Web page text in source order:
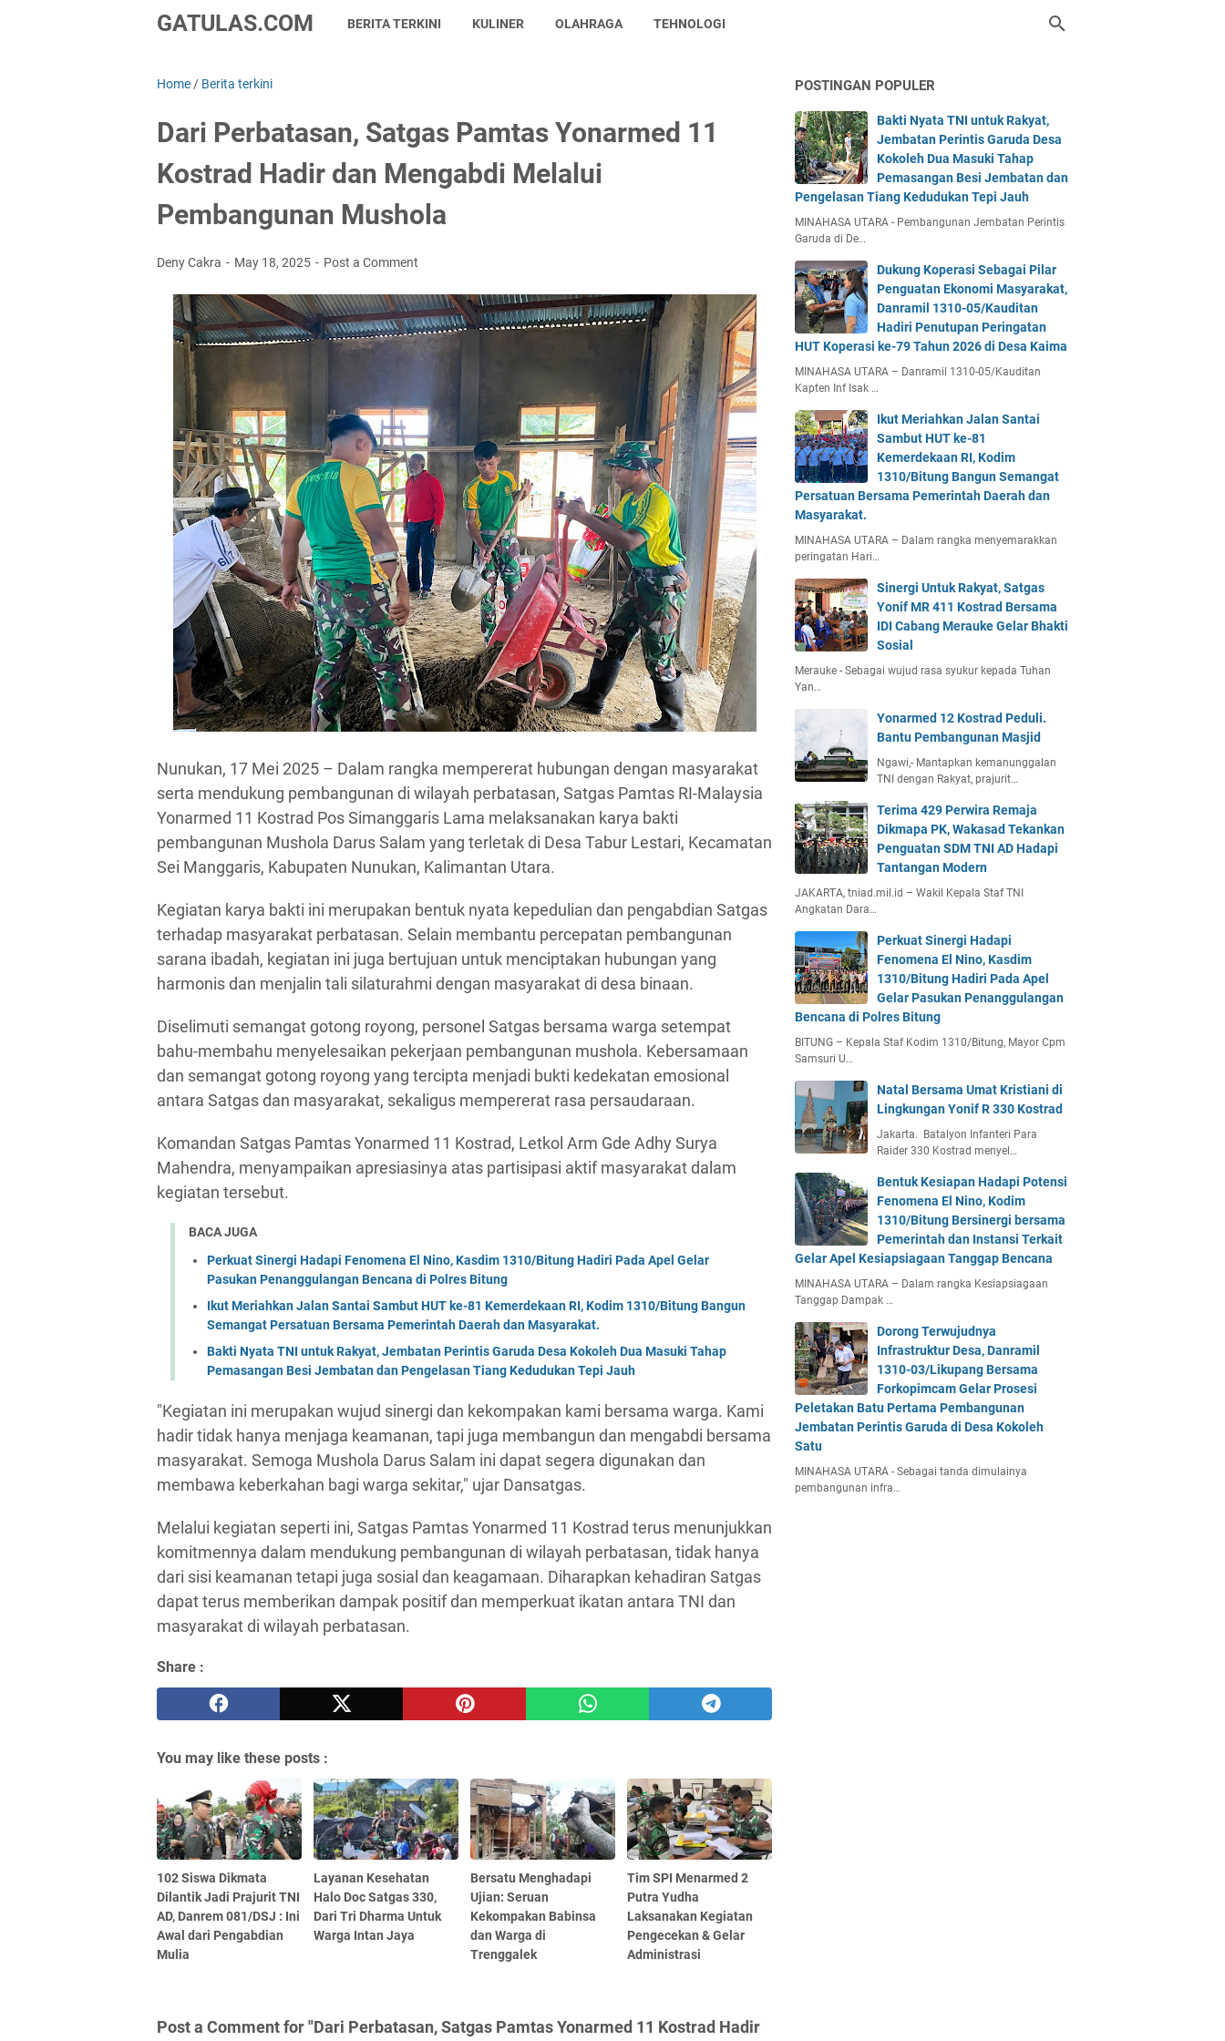
GATULAS.COM BERITA TERKINI KULINER OLAHRAGA TEHNOLOGI
Home / Berita terkini
Dari Perbatasan, Satgas Pamtas Yonarmed 11
Kostrad Hadir dan Mengabdi Melalui
Pembangunan Mushola
Deny Cakra May 18, 2025 Post a Comment
Nunukan, 17 Mei 2025 – Dalam rangka mempererat hubungan dengan masyarakat
serta mendukung pembangunan di wilayah perbatasan, Satgas Pamtas RI-Malaysia
Yonarmed 11 Kostrad Pos Simanggaris Lama melaksanakan karya bakti
pembangunan Mushola Darus Salam yang terletak di Desa Tabur Lestari, Kecamatan
Sei Manggaris, Kabupaten Nunukan, Kalimantan Utara.
Kegiatan karya bakti ini merupakan bentuk nyata kepedulian dan pengabdian Satgas
terhadap masyarakat perbatasan. Selain membantu percepatan pembangunan
sarana ibadah, kegiatan ini juga bertujuan untuk menciptakan hubungan yang
harmonis dan menjalin tali silaturahmi dengan masyarakat di desa binaan.
Diselimuti semangat gotong royong, personel Satgas bersama warga setempat
bahu-membahu menyelesaikan pekerjaan pembangunan mushola. Kebersamaan
dan semangat gotong royong yang tercipta menjadi bukti kedekatan emosional
antara Satgas dan masyarakat, sekaligus mempererat rasa persaudaraan.
Komandan Satgas Pamtas Yonarmed 11 Kostrad, Letkol Arm Gde Adhy Surya
Mahendra, menyampaikan apresiasinya atas partisipasi aktif masyarakat dalam
kegiatan tersebut.
BACA JUGA
Perkuat Sinergi Hadapi Fenomena El Nino, Kasdim 1310/Bitung Hadiri Pada Apel Gelar
Pasukan Penanggulangan Bencana di Polres Bitung
Ikut Meriahkan Jalan Santai Sambut HUT ke-81 Kemerdekaan RI, Kodim 1310/Bitung Bangun
Semangat Persatuan Bersama Pemerintah Daerah dan Masyarakat.
Bakti Nyata TNI untuk Rakyat, Jembatan Perintis Garuda Desa Kokoleh Dua Masuki Tahap
Pemasangan Besi Jembatan dan Pengelasan Tiang Kedudukan Tepi Jauh
"Kegiatan ini merupakan wujud sinergi dan kekompakan kami bersama warga. Kami
hadir tidak hanya menjaga keamanan, tapi juga membangun dan mengabdi bersama
masyarakat. Semoga Mushola Darus Salam ini dapat segera digunakan dan
membawa keberkahan bagi warga sekitar," ujar Dansatgas.
Melalui kegiatan seperti ini, Satgas Pamtas Yonarmed 11 Kostrad terus menunjukkan
komitmennya dalam mendukung pembangunan di wilayah perbatasan, tidak hanya
dari sisi keamanan tetapi juga sosial dan keagamaan. Diharapkan kehadiran Satgas
dapat terus memberikan dampak positif dan memperkuat ikatan antara TNI dan
masyarakat di wilayah perbatasan.
Share :
You may like these posts :
102 Siswa Dikmata
Dilantik Jadi Prajurit TNI
AD, Danrem 081/DSJ : Ini
Awal dari Pengabdian
Mulia
Layanan Kesehatan
Halo Doc Satgas 330,
Dari Tri Dharma Untuk
Warga Intan Jaya
Bersatu Menghadapi
Ujian: Seruan
Kekompakan Babinsa
dan Warga di
Trenggalek
Tim SPI Menarmed 2
Putra Yudha
Laksanakan Kegiatan
Pengecekan & Gelar
Administrasi
Post a Comment for "Dari Perbatasan, Satgas Pamtas Yonarmed 11 Kostrad Hadir
POSTINGAN POPULER
Bakti Nyata TNI untuk Rakyat,
Jembatan Perintis Garuda Desa
Kokoleh Dua Masuki Tahap
Pemasangan Besi Jembatan dan
Pengelasan Tiang Kedudukan Tepi Jauh
MINAHASA UTARA - Pembangunan Jembatan Perintis
Garuda di De…
Dukung Koperasi Sebagai Pilar
Penguatan Ekonomi Masyarakat,
Danramil 1310-05/Kauditan
Hadiri Penutupan Peringatan
HUT Koperasi ke-79 Tahun 2026 di Desa Kaima
MINAHASA UTARA – Danramil 1310-05/Kauditan
Kapten Inf Isak …
Ikut Meriahkan Jalan Santai
Sambut HUT ke-81
Kemerdekaan RI, Kodim
1310/Bitung Bangun Semangat
Persatuan Bersama Pemerintah Daerah dan
Masyarakat.
MINAHASA UTARA – Dalam rangka menyemarakkan
peringatan Hari…
Sinergi Untuk Rakyat, Satgas
Yonif MR 411 Kostrad Bersama
IDI Cabang Merauke Gelar Bhakti
Sosial
Merauke - Sebagai wujud rasa syukur kepada Tuhan
Yan…
Yonarmed 12 Kostrad Peduli.
Bantu Pembangunan Masjid
Ngawi,- Mantapkan kemanunggalan
TNI dengan Rakyat, prajurit…
Terima 429 Perwira Remaja
Dikmapa PK, Wakasad Tekankan
Penguatan SDM TNI AD Hadapi
Tantangan Modern
JAKARTA, tniad.mil.id – Wakil Kepala Staf TNI
Angkatan Dara…
Perkuat Sinergi Hadapi
Fenomena El Nino, Kasdim
1310/Bitung Hadiri Pada Apel
Gelar Pasukan Penanggulangan
Bencana di Polres Bitung
BITUNG – Kepala Staf Kodim 1310/Bitung, Mayor Cpm
Samsuri U…
Natal Bersama Umat Kristiani di
Lingkungan Yonif R 330 Kostrad
Jakarta. Batalyon Infanteri Para
Raider 330 Kostrad menyel…
Bentuk Kesiapan Hadapi Potensi
Fenomena El Nino, Kodim
1310/Bitung Bersinergi bersama
Pemerintah dan Instansi Terkait
Gelar Apel Kesiapsiagaan Tanggap Bencana
MINAHASA UTARA – Dalam rangka Kesiapsiagaan
Tanggap Dampak …
Dorong Terwujudnya
Infrastruktur Desa, Danramil
1310-03/Likupang Bersama
Forkopimcam Gelar Prosesi
Peletakan Batu Pertama Pembangunan
Jembatan Perintis Garuda di Desa Kokoleh
Satu
MINAHASA UTARA - Sebagai tanda dimulainya
pembangunan infra…